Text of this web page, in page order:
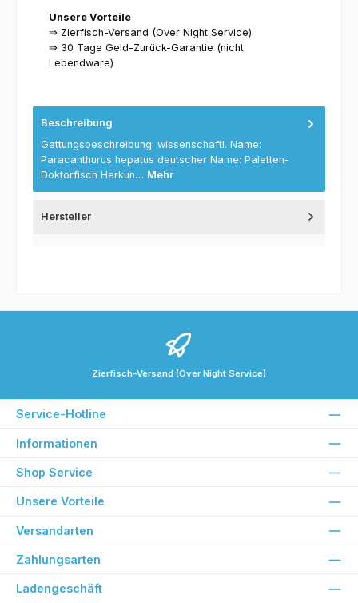
Unsere Vorteile
⇒ Zierfisch-Versand (Over Night Service)
⇒ 30 Tage Geld-Zurück-Garantie (nicht
Lebendware)
Beschreibung
Gattungsbeschreibung: wissenschaftl. Name:
Paracanthurus hepatus deutscher Name: Paletten-
Doktorfisch Herkun… Mehr
Hersteller
Zierfisch-Versand (Over Night Service)
Service-Hotline
Informationen
Shop Service
Unsere Vorteile
Versandarten
Zahlungsarten
Ladengeschäft